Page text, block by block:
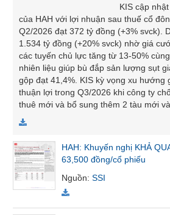
KIS cập
của HAH với lợi nhuận sau thuế cổ
Q2/2026 đạt 372 tỷ đồng (+3% svck).
1.534 tỷ đồng (+20% svck) nhờ giá
các tuyến chủ lực tăng từ 13-50%
nhiên liệu giúp bù đắp sản lượng sụt
gộp đạt 41,4%. KIS kỳ vọng xu hướng
thuận lợi trong Q3/2026 khi công ty
thuê mới và bổ sung thêm 2 tàu mới
HAH: Khuyến nghị KHẢ
63,500 đồng/cổ phiếu
Nguồn:SSI
CÔNG
NGHỆ
THÔNG
TIN
DỊCH
VỤ
TRUYỀN
THÔNG